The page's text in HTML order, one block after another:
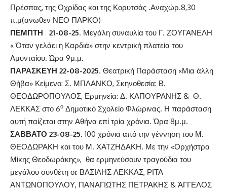
Πρέσπας, της Οχρίδας και της Κορυτσάς .Αναχώρ.8,30
π.μ(ανωθεν ΝΕΟ ΠΑΡΚΟ)
ΠΕΜΠΤΗ
21-08-25. Μεγάλη συναυλία του Γ. ΖΟΥΓΑΝΕΛΗ
« Όταν γελάει η Καρδιά» στην κεντρική πλατεία του
Αμυνταίου. Ώρα 9μ.μ.
ΠΑΡΑΣΚΕΥΗ 22-08-2025. Θεατρική Παράσταση «Μια άλλη
Θήβα» Κείμενο: Σ. ΜΠΛΑΝΚΟ, Σκηνοθεσία: Β.
ΘΕΟΔΩΡΟΠΟΥΛΟΣ, Ερμηνεία: Δ. ΚΑΠΟΥΡΑΝΗΣ & Θ.
ΛΕΚΚΑΣ στο 6ο Δημοτικό Σχολείο Φλώρινας. Η παράσταση
αυτή παίζεται στην Αθήνα επί τρία χρόνια. Ώρα 8μ.μ.
ΣΑΒΒΑΤΟ 23-08-25. 100 χρόνια από την γέννηση του Μ.
ΘΕΟΔΩΡΑΚΗ και του Μ. ΧΑΤΖΗΔΑΚΗ. Με την «Ορχήστρα
Μίκης Θεοδωράκης», θα ερμηνεύσουν τραγούδια του
μεγάλου συνθέτη οι: ΒΑΣΙΛΗΣ ΛΕΚΚΑΣ, ΡΙΤΑ
ΑΝΤΩΝΟΠΟΥΛΟΥ, ΠΑΝΑΓΙΩΤΗΣ ΠΕΤΡΑΚΗΣ & ΆΓΓΕΛΟΣ